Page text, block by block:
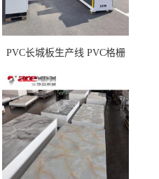
PVC长城板生产线 PVC格栅